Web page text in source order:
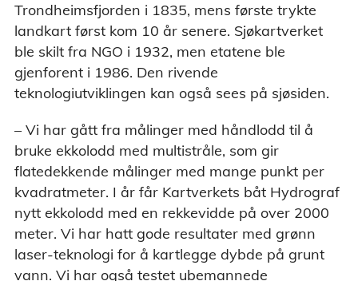
Trondheimsfjorden i 1835, mens første trykte
landkart først kom 10 år senere. Sjøkartverket
ble skilt fra NGO i 1932, men etatene ble
gjenforent i 1986. Den rivende
teknologiutviklingen kan også sees på sjøsiden.
– Vi har gått fra målinger med håndlodd til å
bruke ekkolodd med multistråle, som gir
flatedekkende målinger med mange punkt per
kvadratmeter. I år får Kartverkets båt Hydrograf
nytt ekkolodd med en rekkevidde på over 2000
meter. Vi har hatt gode resultater med grønn
laser-teknologi for å kartlegge dybde på grunt
vann. Vi har også testet ubemannede